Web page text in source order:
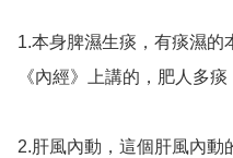
1.本身脾濕生痰，有痰濕的
《內經》上講的，肥人多
2.肝風內動，這個肝風內動